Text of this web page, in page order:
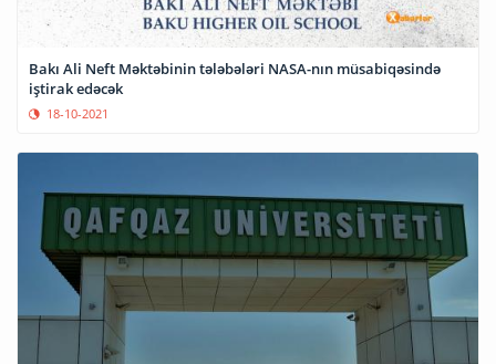
Bakı Ali Neft Məktəbinin tələbələri NASA-nın müsabiqəsində
iştirak edəcək
18-10-2021